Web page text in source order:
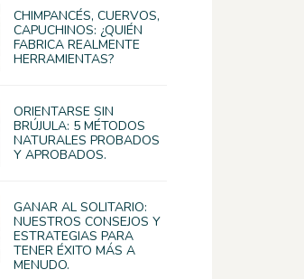
CHIMPANCÉS, CUERVOS,
CAPUCHINOS: ¿QUIÉN
FABRICA REALMENTE
HERRAMIENTAS?
ORIENTARSE SIN
BRÚJULA: 5 MÉTODOS
NATURALES PROBADOS
Y APROBADOS.
GANAR AL SOLITARIO:
NUESTROS CONSEJOS Y
ESTRATEGIAS PARA
TENER ÉXITO MÁS A
MENUDO.